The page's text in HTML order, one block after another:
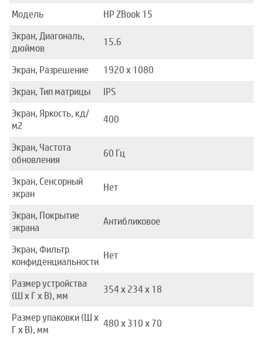
Модель
HP ZBook 15
Экран, Диагональ,
дюймов
15.6
Экран, Разрешение
1920 x 1080
Экран, Тип матрицы
IPS
Экран, Яркость, кд/
м2
400
Экран, Частота
обновления
60 Гц
Экран, Сенсорный
экран
Нет
Экран, Покрытие
экрана
Антибликовое
Экран, Фильтр
конфиденциальности
Нет
Размер устройства
(Ш x Г x В), мм
354 x 234 x 18
Размер упаковки (Ш x
Г x В), мм
480 x 310 x 70